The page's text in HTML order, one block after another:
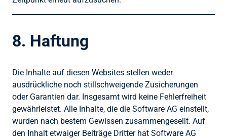
8. Haftung
Die Inhalte auf diesen Websites stellen weder
ausdrückliche noch stillschweigende Zusicherungen
oder Garantien dar. Insgesamt wird keine Fehlerfreiheit
gewährleistet. Alle Inhalte, die die Software AG einstellt,
wurden nach bestem Gewissen zusammengesellt. Auf
den Inhalt etwaiger Beiträge Dritter hat Software AG